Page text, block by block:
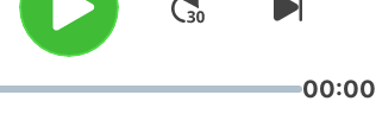
zdánlivě malé, které ale
definují naší povahu. Historici a
editoři Archivu ČT Jakubové
00:00